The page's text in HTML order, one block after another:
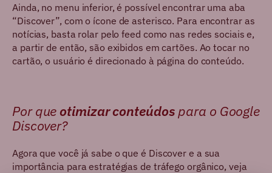
Ainda, no menu inferior, é possível encontrar uma aba
“Discover”, com o ícone de asterisco. Para encontrar as
notícias, basta rolar pelo feed como nas redes sociais e,
a partir de então, são exibidos em cartões. Ao tocar no
cartão, o usuário é direcionado à página do conteúdo.
Por queotimizar conteúdos para o Google
Discover?
Agora que você já sabe o que é Discover e a sua
importância para estratégias de tráfego orgânico, veja